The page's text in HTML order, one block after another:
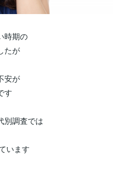
時期の
たが
安が
す
別調査では
います